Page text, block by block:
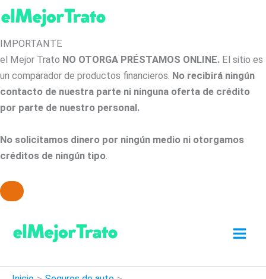
IMPORTANTE
el Mejor Trato NO OTORGA PRÉSTAMOS ONLINE. El sitio es
un comparador de productos financieros. No recibirá ningún
contacto de nuestra parte ni ninguna oferta de crédito
por parte de nuestro personal.
No solicitamos dinero por ningún medio ni otorgamos
créditos de ningún tipo.
contenido